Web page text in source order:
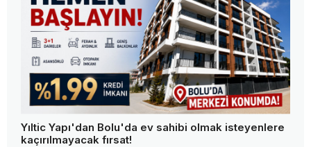
Yıltic Yapı'dan Bolu'da ev sahibi olmak isteyenlere
kaçırılmayacak fırsat!